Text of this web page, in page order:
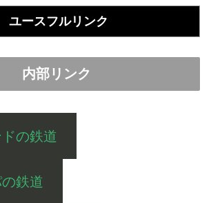
ユースフルリンク
内部リンク
の鉄道
鉄道